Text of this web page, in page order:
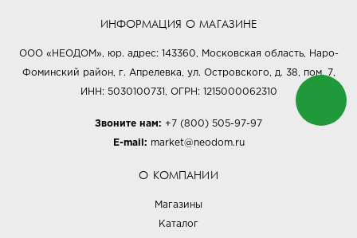
ИНФОРМАЦИЯ О МАГАЗИНЕ
ООО «НЕОДОМ», юр. адрес: 143360, Московская область, Наро-
Фоминский район, г. Апрелевка, ул. Островского, д. 38, пом. 7,
ИНН: 5030100731, ОГРН: 1215000062310
Звоните нам: +7 (800) 505-97-97
E-mail: market@neodom.ru
О КОМПАНИИ
Магазины
Каталог